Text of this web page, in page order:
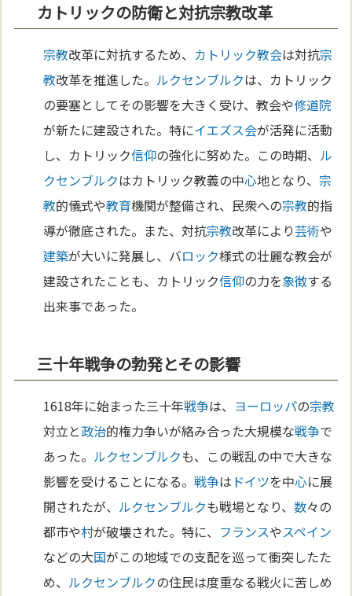
カトリックの防衛と対抗宗教改革
宗教改革に対抗するため、 カトリック教会は対抗宗
教改革を推進した。 ルクセンブルクは、カトリック
の要塞としてその影響を大きく受け、教会や修道院
が新たに建設された。特にイエズス会が活発に活動
し、カトリック信仰の強化に努めた。この時期、 ル
クセンブルクはカトリック教義の中心地となり、 宗
教的儀式や教育機関が整備され、民衆への宗教的指
導が徹底された。また、対抗宗教改革により芸術や
建築が大いに発展し、バロック様式の壮麗な教会が
建設されたことも、カトリック信仰の力を象徴する
出来事であった。
三十年戦争の勃発とその影響
1618年に始まった三十年戦争は、 ヨーロッパの宗教
対立と政治的権力争いが絡み合った大規模な戦争で
あった。 ルクセンブルクも、この戦乱の中で大きな
影響を受けることになる。戦争は ドイツを中心に展
開されたが、 ルクセンブルクも戦場となり、数々の
都市や村が破壊された。特に、 フランスやスペイン
などの大国がこの地域での支配を巡って衝突したた
め、 ルクセンブルクの住民は度重なる戦火に苦しめ